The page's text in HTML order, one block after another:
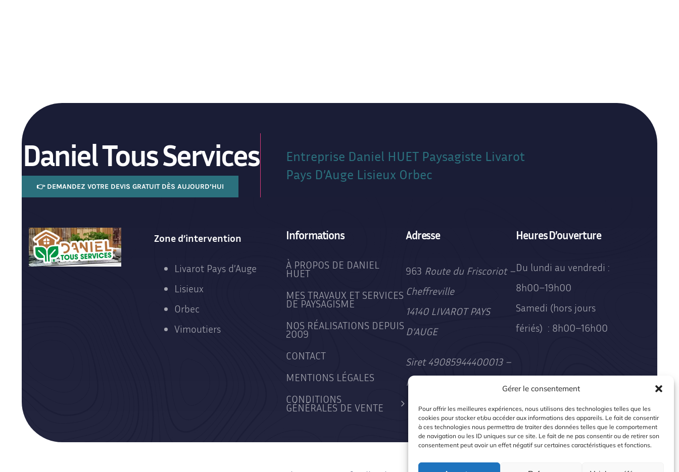
Gérer le consentement
Pour offrir les meilleures expériences, nous utilisons des technologies telles que les
cookies pour stocker et/ou accéder aux informations des appareils. Le fait de consentir
à ces technologies nous permettra de traiter des données telles que le comportement
de navigation ou les ID uniques sur ce site. Le fait de ne pas consentir ou de retirer son
consentement peut avoir un effet négatif sur certaines caractéristiques et fonctions.
Daniel Tous Services
👉 DEMANDEZ VOTRE DEVIS GRATUIT DÈS AUJOURD’HUI
Entreprise Daniel HUET Paysagiste Livarot
Pays D’Auge Lisieux Orbec
Zone d’intervention
Livarot Pays d’Auge
Lisieux
Orbec
Vimoutiers
Informations
À PROPOS DE DANIEL
HUET
MES TRAVAUX ET SERVICES
DE PAYSAGISME
NOS RÉALISATIONS DEPUIS
2009
CONTACT
MENTIONS LÉGALES
CONDITIONS
GÉNÉRALES DE VENTE
Adresse
963 Route du Friscoriot –
Cheffreville
14140 LIVAROT PAYS
D’AUGE
Siret 49085944400013 –
Rcs Lisieux A 490859444
Heures D’ouverture
Du lundi au vendredi :
8h00–19h00
Samedi (hors jours
fériés) : 8h00–16h00